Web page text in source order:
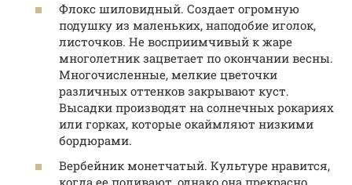
Флокс шиловидный. Создает огромную
подушку из маленьких, наподобие иголок,
листочков. Не восприимчивый к жаре
многолетник зацветает по окончании весны.
Многочисленные, мелкие цветочки
различных оттенков закрывают куст.
Высадки производят на солнечных рокариях
или горках, которые окаймляют низкими
бордюрами.
Вербейник монетчатый. Культуре нравится,
когда ее поливают, однако она прекрасно